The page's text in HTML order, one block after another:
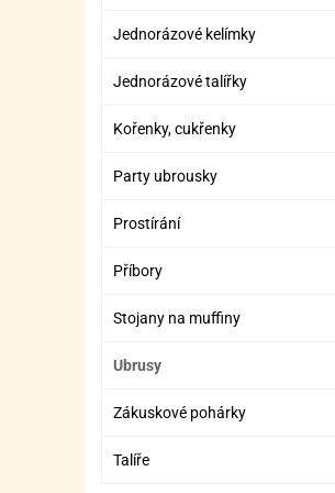
Jednorázové kelímky
Jednorázové talířky
Kořenky, cukřenky
Party ubrousky
Prostírání
Příbory
Stojany na muffiny
Ubrusy
Zákuskové pohárky
Talíře